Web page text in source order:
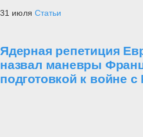
31 июля Статьи
Ядерная репетиция
назвал маневры
подготовкой к войне с